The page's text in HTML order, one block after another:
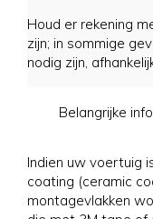
Houd er rekening
zijn; in sommige
nodig zijn,
Belangrijke
Indien uw voertuig
coating (ceramic
montagevlakken